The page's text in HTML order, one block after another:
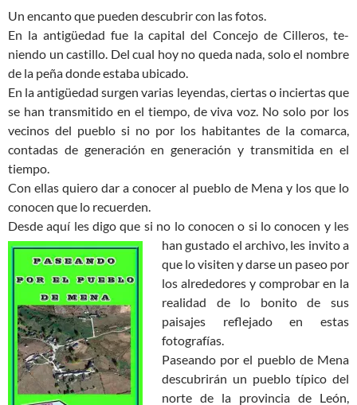
Un encanto que pueden descubrir con las fotos.
En la antigüedad fue la capital del Concejo de Cilleros, te­
niendo un castillo. Del cual hoy no queda nada, solo el nombre
de la peña donde estaba ubicado.
En la antigüedad surgen varias leyendas, ciertas o inciertas que
se han transmitido en el tiempo, de viva voz. No solo por los
vecinos del pueblo si no por los habitantes de la comarca,
contadas de generación en generación y transmitida en el
tiempo.
Con ellas quiero dar a conocer al pueblo de Mena y los que lo
conocen que lo recuerden.
Desde aquí les digo que si no lo conocen o si lo conocen y les
han gustado el archivo, les invito a
que lo visiten y darse un paseo por
los alrededores y comprobar en la
realidad de lo bonito de sus
paisajes reflejado en estas
fotografías.
Paseando por el pueblo de Mena
descubrirán un pueblo típico del
norte de la provincia de León,